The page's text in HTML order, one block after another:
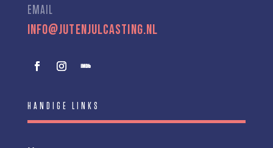
EMAIL
info@jutenjulcasting.nl
HANDIGE LINKS